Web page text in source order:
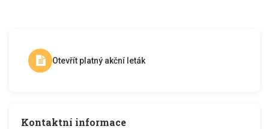
Otevřít platný akční leták
Kontaktní informace